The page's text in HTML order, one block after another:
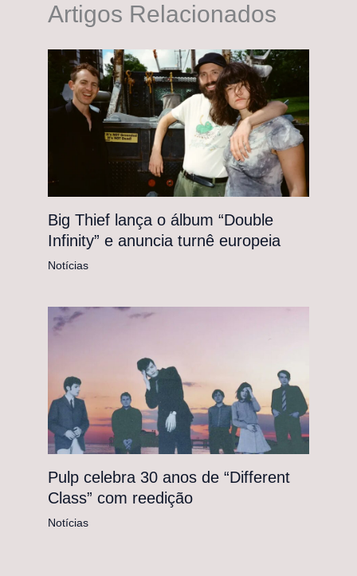
Artigos Relacionados
Big Thief lança o álbum “Double
Infinity” e anuncia turnê europeia
Notícias
Pulp celebra 30 anos de “Different
Class” com reedição
Notícias